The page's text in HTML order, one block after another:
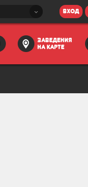
вход
заведения
на карте